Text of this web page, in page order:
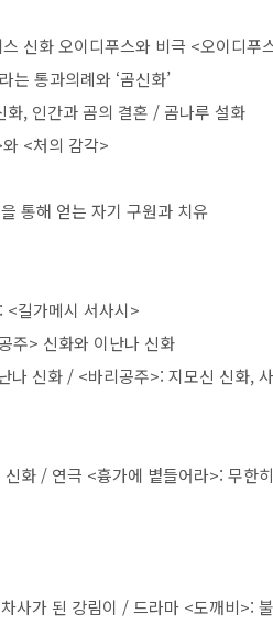
신화 오이디푸스와 비극 <오이디푸
는 통과의례와 ‘곰신화’
화, 인간과 곰의 결혼 / 곰나루 설화
와 <처의 감각>
통해 얻는 자기 구원과 치유
: <길가메시 서사시>
주> 신화와 이난나 신화
나 신화 / <바리공주>: 지모신 신화,
신화 / 연극 <흉가에 볕들어라>: 무한
사가 된 강림이 /드라마 <도깨비>: